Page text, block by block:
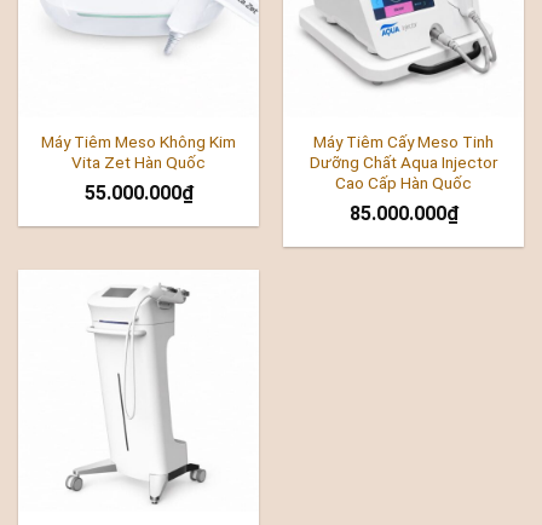
Máy Tiêm Meso Không Kim
Vita Zet Hàn Quốc
55.000.000₫
Máy Tiêm Cấy Meso Tinh
Dưỡng Chất Aqua Injector
Cao Cấp Hàn Quốc
85.000.000₫